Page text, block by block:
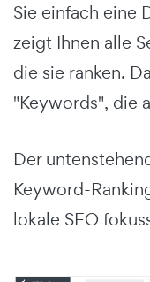
Sie einfach eine
zeigt Ihnen alle
die sie ranken.
"Keywords", die
Der
Keyword-
lokale SEO